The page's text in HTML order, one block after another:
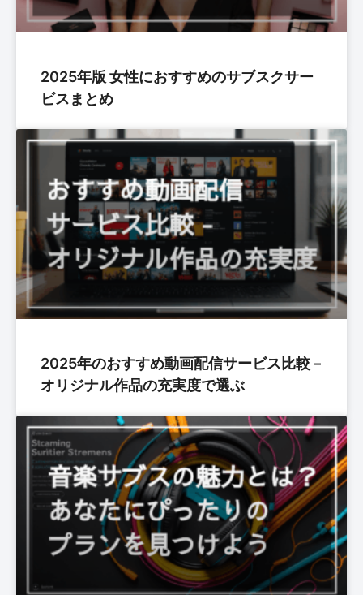
2025年版 女性におすすめのサブスクサー
ビスまとめ
2025年のおすすめ動画配信サービス比較 –
オリジナル作品の充実度で選ぶ